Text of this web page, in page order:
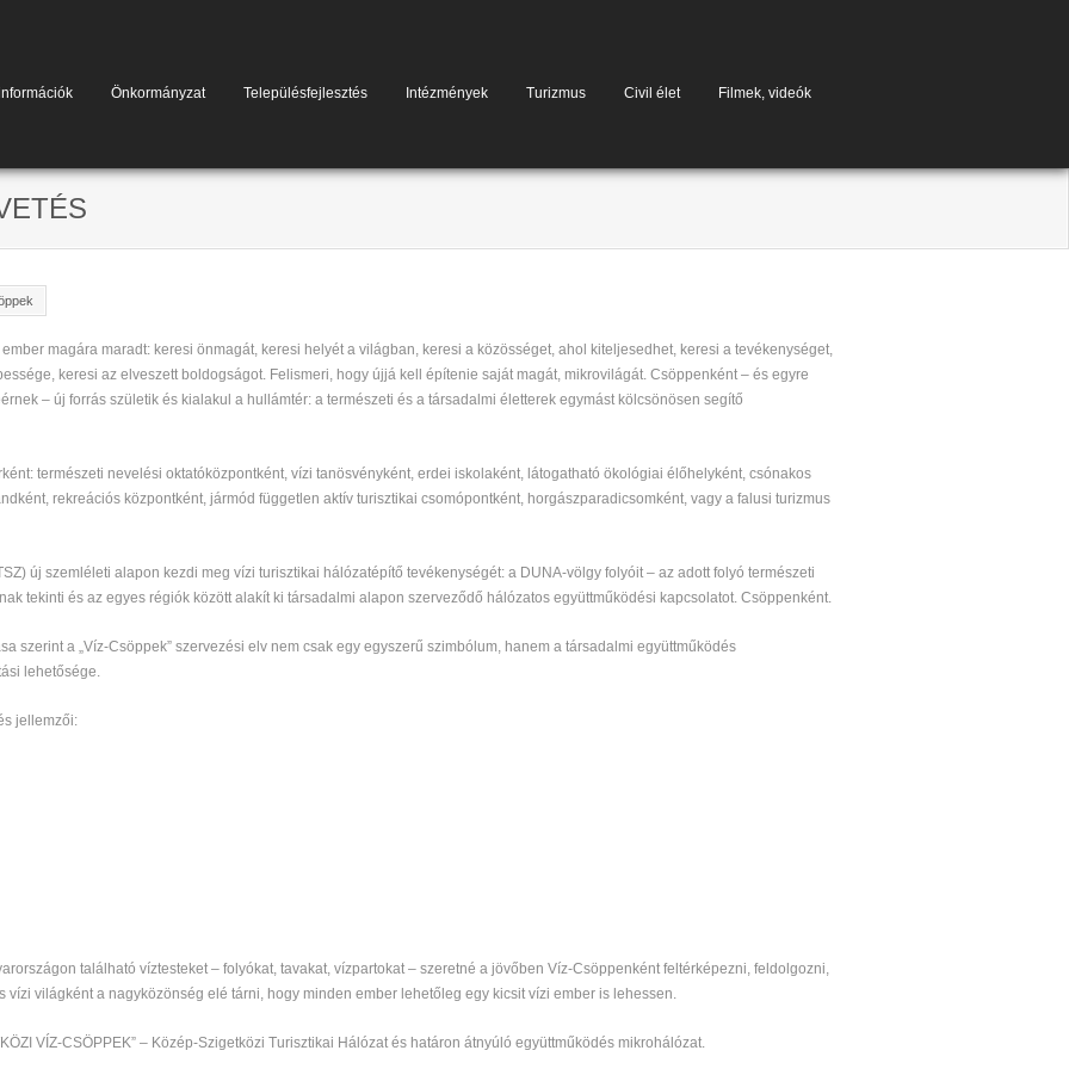
Önkormányzat Településfejlesztés Intézmények Turizmus Civil élet Filmek, videók
magára maradt: keresi önmagát, keresi helyét a világban, keresi a közösséget, ahol kiteljesedhet, keresi a tevékenységet,
keresi az elveszett boldogságot. Felismeri, hogy újjá kell építenie saját magát, mikrovilágát. Csöppenként – és egyre
– új forrás születik és kialakul a hullámtér: a természeti és a társadalmi életterek egymást kölcsönösen segítő
természeti nevelési oktatóközpontként, vízi tanösvényként, erdei iskolaként, látogatható ökológiai élőhelyként, csónakos
rekreációs központként, jármód független aktív turisztikai csomópontként, horgászparadicsomként, vagy a falusi turizmus
új szemléleti alapon kezdi meg vízi turisztikai hálózatépítő tevékenységét: a DUNA-völgy folyóit – az adott folyó természeti
tekinti és az egyes régiók között alakít ki társadalmi alapon szerveződő hálózatos együttműködési kapcsolatot. Csöppenként.
szerint a „Víz-Csöppek” szervezési elv nem csak egy egyszerű szimbólum, hanem a társadalmi együttműködés
lehetősége.
jellemzői:
található víztesteket – folyókat, tavakat, vízpartokat – szeretné a jövőben Víz-Csöppenként feltérképezni, feldolgozni,
vízi világként a nagyközönség elé tárni, hogy minden ember lehetőleg egy kicsit vízi ember is lehessen.
VÍZ-CSÖPPEK” – Közép-Szigetközi Turisztikai Hálózat és határon átnyúló együttműködés mikrohálózat.